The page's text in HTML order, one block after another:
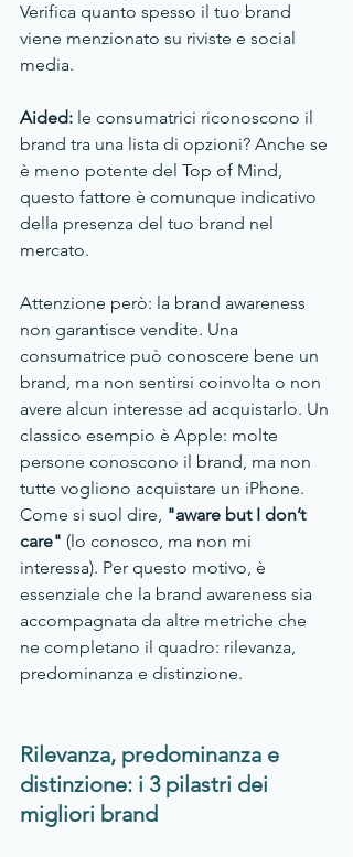
Verifica quanto spesso il tuo brand
viene menzionato su riviste e social
media.
Aided: le consumatrici riconoscono il
brand tra una lista di opzioni? Anche se
è meno potente del Top of Mind,
questo fattore è comunque indicativo
della presenza del tuo brand nel
mercato.
Attenzione però: la brand awareness
non garantisce vendite. Una
consumatrice può conoscere bene un
brand, ma non sentirsi coinvolta o non
avere alcun interesse ad acquistarlo. Un
classico esempio è Apple: molte
persone conoscono il brand, ma non
tutte vogliono acquistare un iPhone.
Come si suol dire, "aware but I don’t
care" (lo conosco, ma non mi
interessa). Per questo motivo, è
essenziale che la brand awareness sia
accompagnata da altre metriche che
ne completano il quadro: rilevanza,
predominanza e distinzione.
Rilevanza, predominanza e
distinzione: i 3 pilastri dei
migliori brand